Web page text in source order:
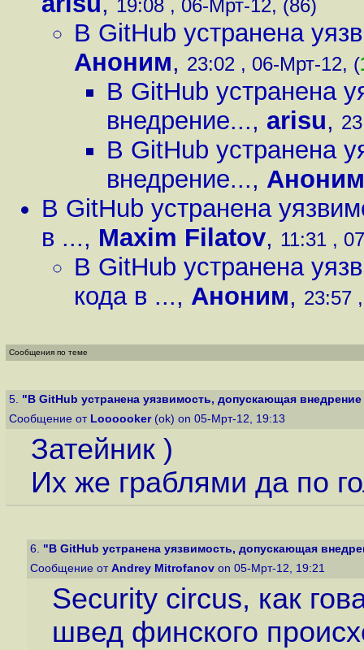
19:08 , 06-Мрт-12, (86)
В GitHub устранена
Аноним, 23:02 , 06-Мрт-12, (
В GitHub устранена
внедрение..., arisu,
В GitHub устранена
внедрение..., Аноним
В GitHub устранена
в ..., Maxim Filatov, 11:31 ,
В GitHub устранена
кода в ..., Аноним, 23:57
Сообщения по теме
5. "В GitHub устранена уязвимость, допускающая
Сообщение от Loooooker(ok) on 05-Мрт-12, 19:13
Затейник )
Их же граблями да по
6. "В GitHub устранена уязвимость, допускающая
Сообщение от Andrey Mitrofanov on 05-Мрт-12, 19:21
Security circus, как
швед финского